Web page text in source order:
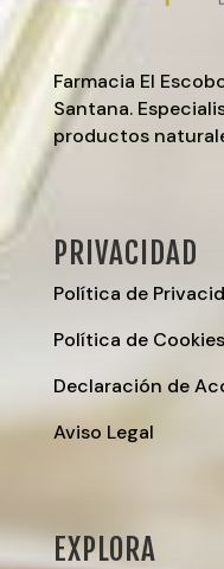
Farmacia El
Santana.
productos
PRIVACIDAD
Política de
Política de Cookies
Declaración de
Aviso Legal
EXPLORA